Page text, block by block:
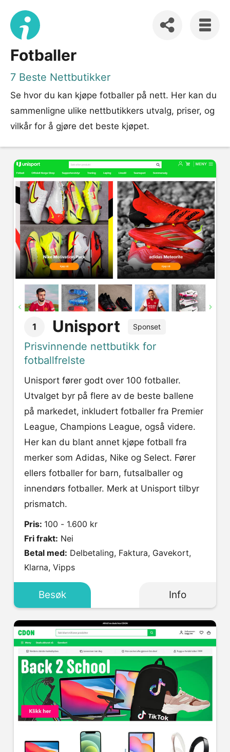
Fotballer
7 Beste Nettbutikker
Se hvor du kan kjøpe fotballer på nett. Her kan du
sammenligne ulike nettbutikkers utvalg, priser, og
vilkår for å gjøre det beste kjøpet.
1 Unisport Sponset
Prisvinnende nettbutikk for
fotballfrelste
Unisport fører godt over 100 fotballer.
Utvalget byr på flere av de beste ballene
på markedet, inkludert fotballer fra Premier
League, Champions League, også videre.
Her kan du blant annet kjøpe fotball fra
merker som Adidas, Nike og Select. Fører
ellers fotballer for barn, futsalballer og
innendørs fotballer. Merk at Unisport tilbyr
prismatch.
Pris: 100 - 1.600 kr
Fri frakt: Nei
Betal med:
Klarna, Vipps
Besøk Info